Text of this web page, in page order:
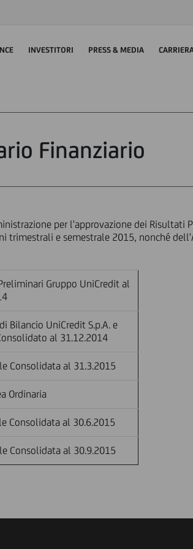
INVESTITORI PRESS & MEDIA
Finanziario
per l'approvazione dei Risultati
trimestrali e semestrale 2015, nonché
Gruppo UniCredit al
Bilancio UniCredit S.p.A. e
al 31.12.2014
Consolidata al 31.3.2015
Ordinaria
Consolidata al 30.6.2015
Consolidata al 30.9.2015